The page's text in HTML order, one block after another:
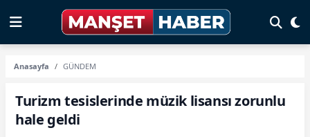
Anasayfa GÜNDEM
Turizm tesislerinde müzik lisansı zorunlu
hale geldi